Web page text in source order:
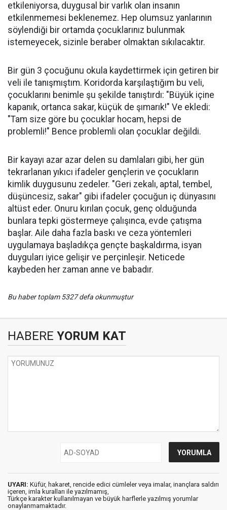
etkileniyorsa, duygusal bir varlık olan insanın
etkilenmemesi beklenemez. Hep olumsuz yanlarının
söylendiği bir ortamda çocuklarınız bulunmak
istemeyecek, sizinle beraber olmaktan sıkılacaktır.
Bir gün 3 çocuğunu okula kaydettirmek için getiren bir
veli ile tanışmıştım. Koridorda karşılaştığım bu veli,
çocuklarını benimle şu şekilde tanıştırdı: "Büyük içine
kapanık, ortanca sakar, küçük de şımarık!" Ve ekledi:
"Tam size göre bu çocuklar hocam, hepsi de
problemli!" Bence problemli olan çocuklar değildi.
Bir kayayı azar azar delen su damlaları gibi, her gün
tekrarlanan yıkıcı ifadeler gençlerin ve çocukların
kimlik duygusunu zedeler. "Geri zekalı, aptal, tembel,
düşüncesiz, sakar" gibi ifadeler çocuğun iç dünyasını
altüst eder. Onuru kırılan çocuk, genç olduğunda
bunlara tepki göstermeye çalışınca, evde çatışma
başlar. Aile daha fazla baskı ve ceza yöntemleri
uygulamaya başladıkça gençte başkaldırma, isyan
duyguları iyice gelişir ve perçinleşir. Neticede
kaybeden her zaman anne ve babadır.
Bu haber toplam 5327 defa okunmuştur
HABERE YORUM KAT
UYARI: Küfür, hakaret, rencide edici cümleler veya imalar, inançlara saldırı
içeren, imla kuralları ile yazılmamış,
Türkçe karakter kullanılmayan ve büyük harflerle yazılmış yorumlar
onaylanmamaktadır.